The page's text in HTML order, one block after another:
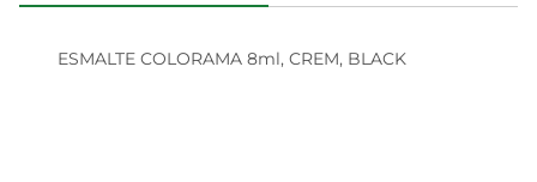
ESMALTE COLORAMA 8ml, CREM, BLACK